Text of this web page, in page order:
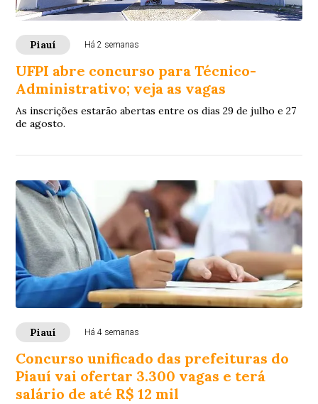
Piauí Há 2 semanas
UFPI abre concurso para Técnico-
Administrativo; veja as vagas
As inscrições estarão abertas entre os dias 29 de julho e 27
de agosto.
Piauí Há 4 semanas
Concurso unificado das prefeituras do
Piauí vai ofertar 3.300 vagas e terá
salário de até R$ 12 mil